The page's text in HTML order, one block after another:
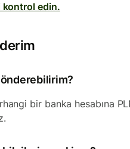
kontrol edin.
bir banka hesabına